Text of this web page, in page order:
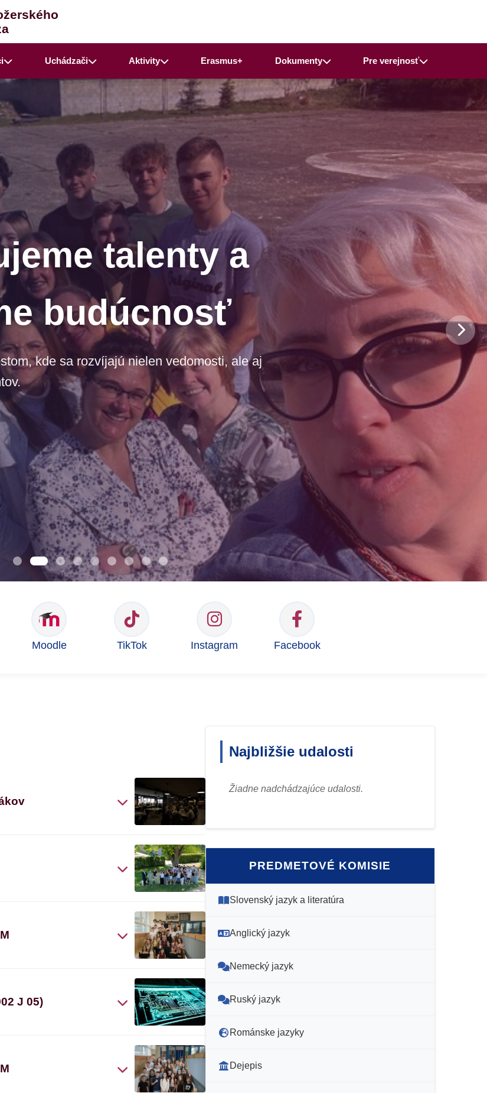
Uchádzači Aktivity Erasmus+ Dokumenty Pre verejnosť
talenty a
budúcnosť
kde sa rozvíjajú nielen vedomosti, ale aj
Moodle TikTok Instagram Facebook
J 05)
Najbližšie udalosti
Žiadne nadchádzajúce udalosti.
PREDMETOVÉ KOMISIE
Slovenský jazyk a literatúra
Anglický jazyk
Nemecký jazyk
Ruský jazyk
Románske jazyky
Dejepis